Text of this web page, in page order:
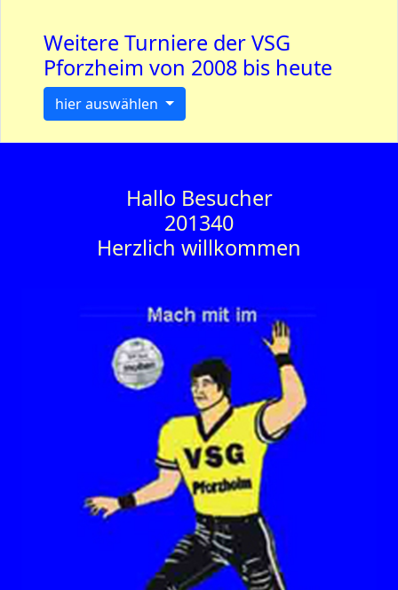
Weitere Turniere der VSG
Pforzheim von 2008 bis heute
hier auswählen
Hallo Besucher
201340
Herzlich willkommen